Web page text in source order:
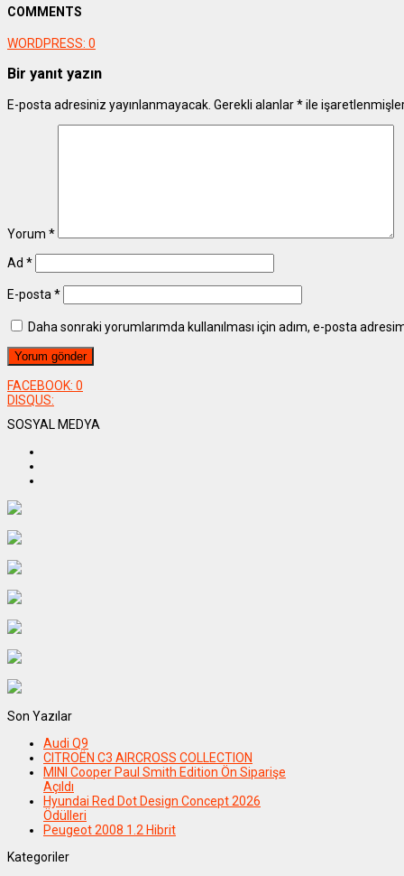
COMMENTS
WORDPRESS: 0
Bir yanıt yazın
E-posta adresiniz yayınlanmayacak. Gerekli alanlar*ile
Yorum *
Ad *
E-posta *
Daha sonraki yorumlarımda kullanılması için adım, e-posta
FACEBOOK: 0
DISQUS:
SOSYAL MEDYA
Son Yazılar
Audi Q9
CITROËN C3 AIRCROSS COLLECTION
MINI Cooper Paul Smith Edition Ön Siparişe
Açıldı
Hyundai Red Dot Design Concept 2026
Ödülleri
Peugeot 2008 1.2 Hibrit
Kategoriler